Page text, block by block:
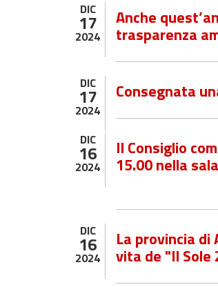
DIC
17
2024
Anche
trasparenza
DIC
17
2024
Consegnata
DIC
16
2024
Il Consiglio
15.00 nella
DIC
16
2024
La provincia
vita de "Il Sole